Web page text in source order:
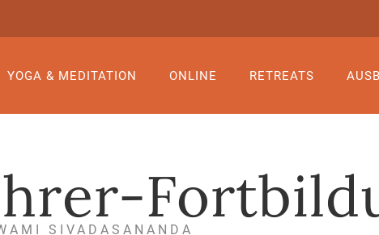
YOGA & MEDITATION ONLINE RETREATS
SIVADASANANDA